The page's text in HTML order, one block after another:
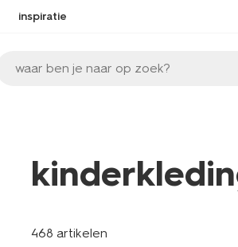
inspiratie
waar ben je naar op zoek?
468 artikelen